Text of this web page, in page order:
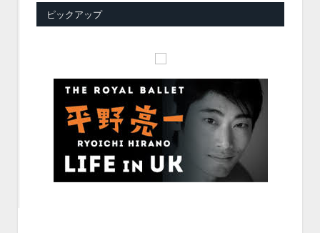
ピックアップ